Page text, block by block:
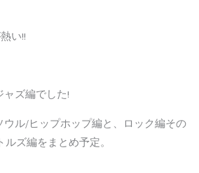
い!!
ャズ編でした!
ル/ヒップホップ編と、ロック編その
ズ編をまとめ予定。